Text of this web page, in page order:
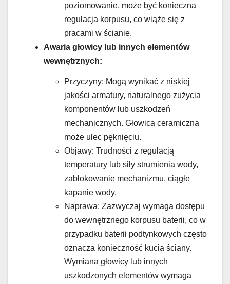
poziomowanie, może być konieczna
regulacja korpusu, co wiąże się z
pracami w ścianie.
Awaria głowicy lub innych elementów
wewnętrznych:
Przyczyny: Mogą wynikać z niskiej
jakości armatury, naturalnego zużycia
komponentów lub uszkodzeń
mechanicznych. Głowica ceramiczna
może ulec pęknięciu.
Objawy: Trudności z regulacją
temperatury lub siły strumienia wody,
zablokowanie mechanizmu, ciągłe
kapanie wody.
Naprawa: Zazwyczaj wymaga dostępu
do wewnętrznego korpusu baterii, co w
przypadku baterii podtynkowych często
oznacza konieczność kucia ściany.
Wymiana głowicy lub innych
uszkodzonych elementów wymaga